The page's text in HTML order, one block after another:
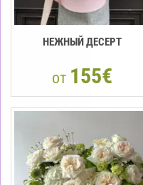
НЕЖНЫЙ ДЕСЕРТ
от 155€